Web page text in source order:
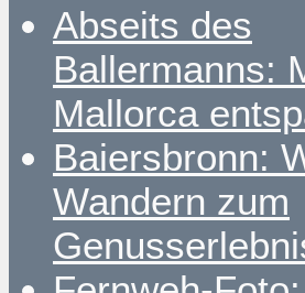
Abseits des
Ballermanns:
Mallorca
Baiersbronn:
Wandern zum